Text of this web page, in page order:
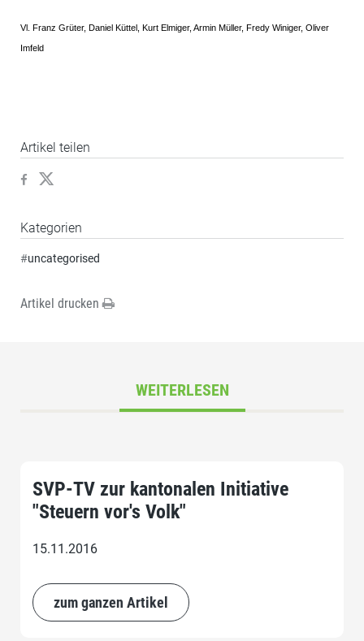
Vl. Franz Grüter, Daniel Küttel, Kurt Elmiger, Armin Müller, Fredy Winiger, Oliver
Imfeld
Artikel teilen
Kategorien
#uncategorised
Artikel drucken
WEITERLESEN
SVP-TV zur kantonalen Initiative
"Steuern vor's Volk"
15.11.2016
zum ganzen Artikel